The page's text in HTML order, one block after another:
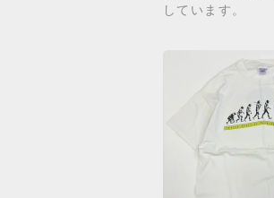
しています。